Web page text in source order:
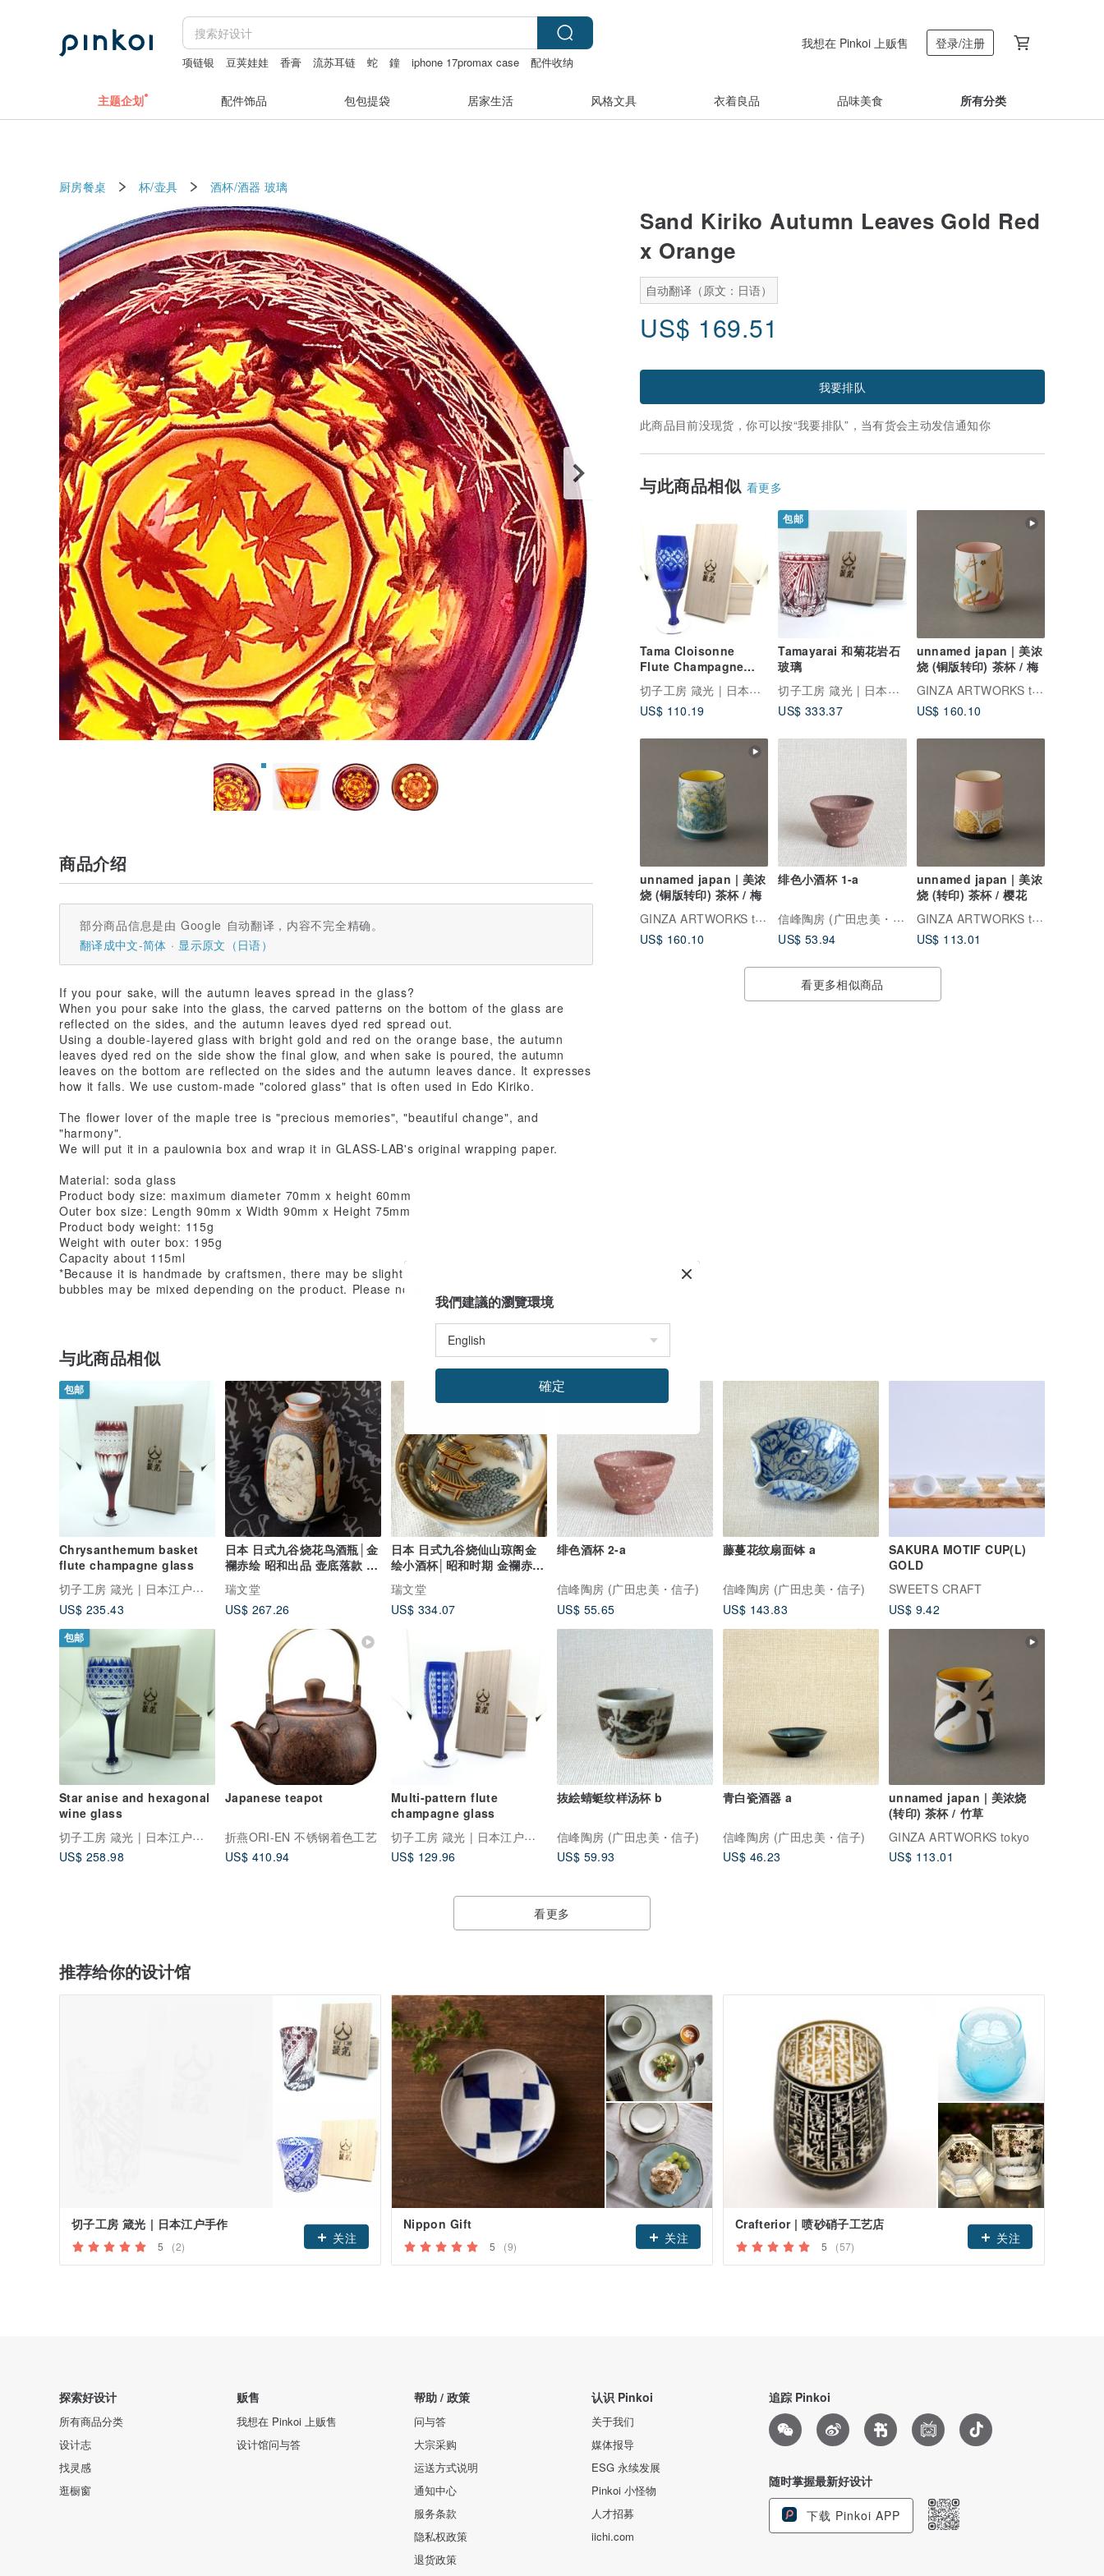
项链银 豆荚娃娃 香膏 流苏耳链 蛇 鐘 iphone 17promax case 配件收纳
我想在 Pinkoi 上贩售 登录/注册
主题企划 配件饰品 包包提袋 居家生活 风格文具 衣着良品 品味美食 所有分类
厨房餐桌 杯/壶具 酒杯/酒器 玻璃
Sand Kiriko Autumn Leaves Gold Red
x Orange
自动翻译（原文：日语）
US$ 169.51
我要排队
此商品目前没现货，你可以按“我要排队”，当有货会主动发信通知你
与此商品相似 看更多
Tama Cloisonne
Flute Champagne
Glass
切子工房 箴光 | 日本江户手作
US$ 110.19
包邮
Tamayarai 和菊花岩石
玻璃
切子工房 箴光 | 日本江户手作
US$ 333.37
unnamed japan | 美浓
烧 (铜版转印) 茶杯 / 梅
GINZA ARTWORKS tokyo
US$ 160.10
unnamed japan | 美浓
烧 (铜版转印) 茶杯 / 梅
GINZA ARTWORKS tokyo
US$ 160.10
绯色小酒杯 1-a
信峰陶房 (广田忠美・信子)
US$ 53.94
unnamed japan | 美浓
烧 (转印) 茶杯 / 樱花
GINZA ARTWORKS tokyo
US$ 113.01
看更多相似商品
商品介绍
部分商品信息是由 Google 自动翻译，内容不完全精确。
翻译成中文-简体
显示原文（日语）
If you pour sake, will the autumn leaves spread in the glass?
When you pour sake into the glass, the carved patterns on the bottom of the glass are
reflected on the sides, and the autumn leaves dyed red spread out.
Using a double-layered glass with bright gold and red on the orange base, the autumn
leaves dyed red on the side show the final glow, and when sake is poured, the autumn
leaves on the bottom are reflected on the sides and the autumn leaves dance. It expresses
how it falls. We use custom-made "colored glass" that is often used in Edo Kiriko.
The flower lover of the maple tree is "precious memories", "beautiful change", and
"harmony".
We will put it in a paulownia box and wrap it in GLASS-LAB's original wrapping paper.
Material: soda glass
Product body size: maximum diameter 70mm x height 60mm
Outer box size: Length 90mm x Width 90mm x Height 75mm
Product body weight: 115g
Weight with outer box: 195g
Capacity about 115ml
*Because it is handmade by craftsmen, there may be slight errors in size and color, and air
bubbles may be mixed depending on the product. Please note.
与此商品相似
包邮
Chrysanthemum basket
flute champagne glass
切子工房 箴光 | 日本江户手作
US$ 235.43
日本 日式九谷烧花鸟酒瓶│金
襴赤绘 昭和出品 壶底落款 华
美缤纷
瑞文堂
US$ 267.26
日本 日式九谷烧仙山琼阁金
绘小酒杯│昭和时期 金襴赤绘
诗意
瑞文堂
US$ 334.07
绯色酒杯 2-a
信峰陶房 (广田忠美・信子)
US$ 55.65
藤蔓花纹扇面钵 a
信峰陶房 (广田忠美・信子)
US$ 143.83
SAKURA MOTIF CUP(L)
GOLD
SWEETS CRAFT
US$ 9.42
包邮
Star anise and hexagonal
wine glass
切子工房 箴光 | 日本江户手作
US$ 258.98
Japanese teapot
折燕ORI-EN 不锈钢着色工艺
US$ 410.94
Multi-pattern flute
champagne glass
切子工房 箴光 | 日本江户手作
US$ 129.96
抜絵蜻蜓纹样汤杯 b
信峰陶房 (广田忠美・信子)
US$ 59.93
青白瓷酒器 a
信峰陶房 (广田忠美・信子)
US$ 46.23
unnamed japan | 美浓烧
(转印) 茶杯 / 竹草
GINZA ARTWORKS tokyo
US$ 113.01
看更多
推荐给你的设计馆
切子工房 箴光 | 日本江户手作
5 (2)
关注
Nippon Gift
5 (9)
关注
Crafterior | 喷砂硝子工艺店
5 (57)
关注
探索好设计
所有商品分类
设计志
找灵感
逛橱窗
贩售
我想在 Pinkoi 上贩售
设计馆问与答
帮助 / 政策
问与答
大宗采购
运送方式说明
通知中心
服务条款
隐私权政策
退货政策
认识 Pinkoi
关于我们
媒体报导
ESG 永续发展
Pinkoi 小怪物
人才招募
iichi.com
追踪 Pinkoi
随时掌握最新好设计
下载 Pinkoi APP
我們建議的瀏覽環境
確定